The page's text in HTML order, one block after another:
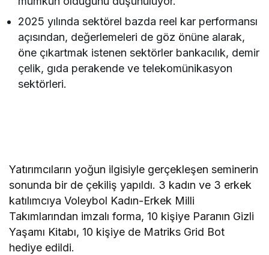
2025 yılında sektörel bazda reel kar performansı
açısından, değerlemeleri de göz önüne alarak,
öne çıkartmak istenen sektörler bankacılık, demir
çelik, gıda perakende ve telekomünikasyon
sektörleri.
Yatırımcıların yoğun ilgisiyle gerçekleşen seminerin
sonunda bir de çekiliş yapıldı. 3 kadın ve 3 erkek
katılımcıya Voleybol Kadın-Erkek Milli
Takımlarından imzalı forma, 10 kişiye Paranın Gizli
Yaşamı Kitabı, 10 kişiye de Matriks Grid Bot
hediye edildi.